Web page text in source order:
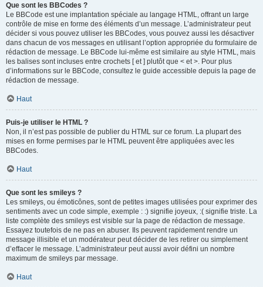
Que sont les BBCodes ?
Le BBCode est une implantation spéciale au langage HTML, offrant un large
contrôle de mise en forme des éléments d’un message. L’administrateur peut
décider si vous pouvez utiliser les BBCodes, vous pouvez aussi les désactiver
dans chacun de vos messages en utilisant l’option appropriée du formulaire de
rédaction de message. Le BBCode lui-même est similaire au style HTML, mais
les balises sont incluses entre crochets [ et ] plutôt que < et >. Pour plus
d’informations sur le BBCode, consultez le guide accessible depuis la page de
rédaction de message.
Haut
Puis-je utiliser le HTML ?
Non, il n’est pas possible de publier du HTML sur ce forum. La plupart des
mises en forme permises par le HTML peuvent être appliquées avec les
BBCodes.
Haut
Que sont les smileys ?
Les smileys, ou émoticônes, sont de petites images utilisées pour exprimer des
sentiments avec un code simple, exemple : :) signifie joyeux, :( signifie triste. La
liste complète des smileys est visible sur la page de rédaction de message.
Essayez toutefois de ne pas en abuser. Ils peuvent rapidement rendre un
message illisible et un modérateur peut décider de les retirer ou simplement
d’effacer le message. L’administrateur peut aussi avoir défini un nombre
maximum de smileys par message.
Haut